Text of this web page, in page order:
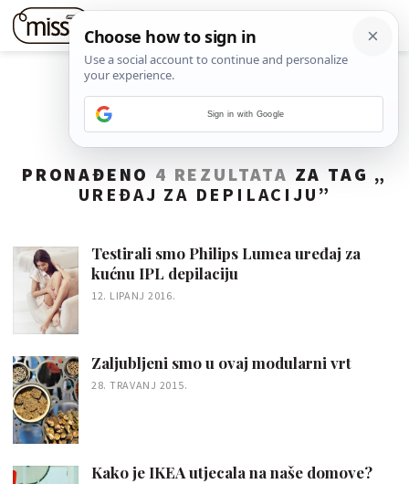
PRONAĐENO 4 REZULTATA ZA TAG „
UREĐAJ ZA DEPILACIJU ”
Testirali smo Philips Lumea uređaj za
kućnu IPL depilaciju
12. LIPANJ 2016.
Zaljubljeni smo u ovaj modularni vrt
28. TRAVANJ 2015.
Kako je IKEA utjecala na naše domove?
Sign in with Google